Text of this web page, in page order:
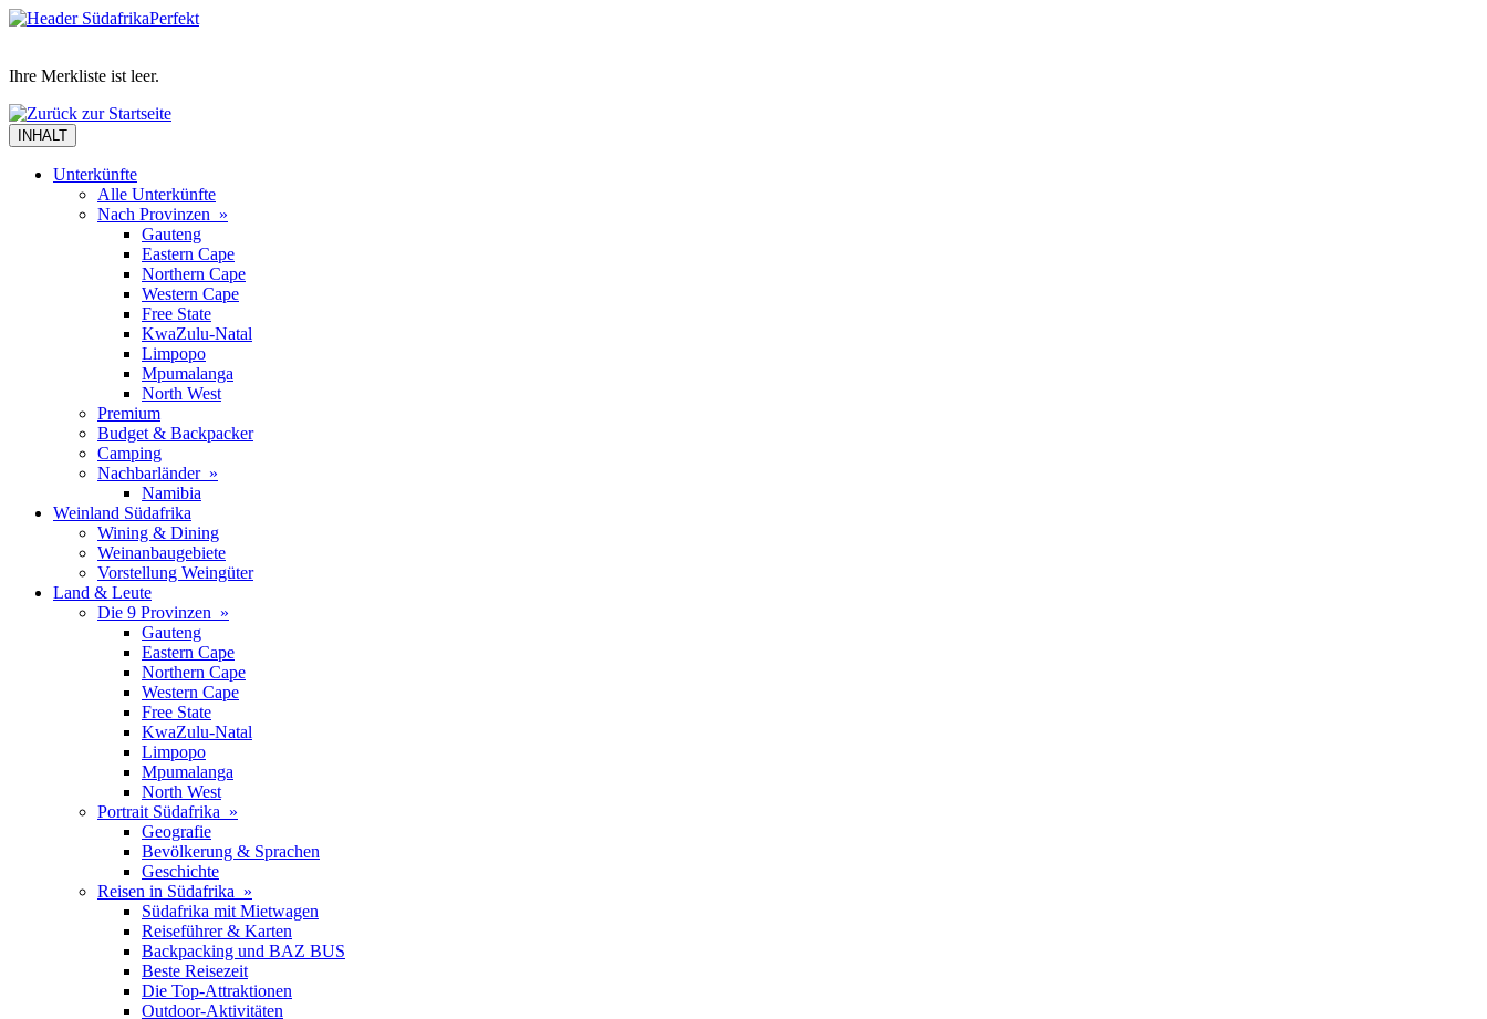
Ihre Merkliste ist leer.
INHALT
Unterkünfte
Alle Unterkünfte
Nach Provinzen »
Gauteng
Eastern Cape
Northern Cape
Western Cape
Free State
KwaZulu-Natal
Limpopo
Mpumalanga
North West
Premium
Budget & Backpacker
Camping
Nachbarländer »
Namibia
Weinland Südafrika
Wining & Dining
Weinanbaugebiete
Vorstellung Weingüter
Land & Leute
Die 9 Provinzen »
Gauteng
Eastern Cape
Northern Cape
Western Cape
Free State
KwaZulu-Natal
Limpopo
Mpumalanga
North West
Portrait Südafrika »
Geografie
Bevölkerung & Sprachen
Geschichte
Reisen in Südafrika »
Südafrika mit Mietwagen
Reiseführer & Karten
Backpacking und BAZ BUS
Beste Reisezeit
Die Top-Attraktionen
Outdoor-Aktivitäten